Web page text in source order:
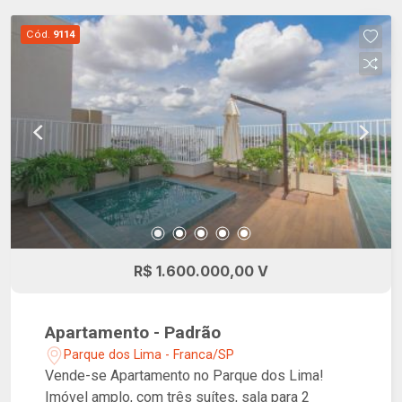
Cód. 9114
R$ 1.600.000,00 V
Apartamento - Padrão
Parque dos Lima - Franca/SP
Vende-se Apartamento no Parque dos Lima!
Imóvel amplo, com três suítes, sala para 2